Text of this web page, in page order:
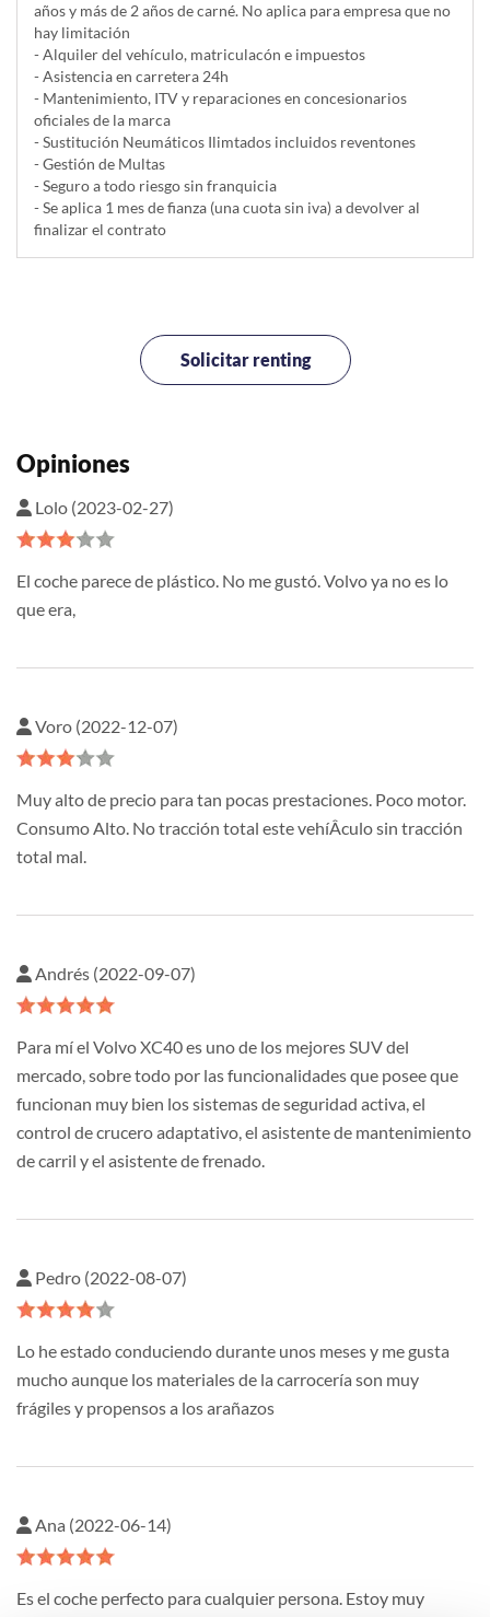
años y más de 2 años de carné. No aplica para empresa que no
hay limitación
- Alquiler del vehí­culo, matriculacón e impuestos
- Asistencia en carretera 24h
- Mantenimiento, ITV y reparaciones en concesionarios
oficiales de la marca
- Sustitución Neumáticos Ilimtados incluidos reventones
- Gestión de Multas
- Seguro a todo riesgo sin franquicia
- Se aplica 1 mes de fianza (una cuota sin iva) a devolver al
finalizar el contrato
Solicitar renting
Opiniones
Lolo (2023-02-27)
El coche parece de plástico. No me gustó. Volvo ya no es lo
que era,
Voro (2022-12-07)
Muy alto de precio para tan pocas prestaciones. Poco motor.
Consumo Alto. No tracción total este vehíÂ­culo sin tracción
total mal.
Andrés (2022-09-07)
Para mí el Volvo XC40 es uno de los mejores SUV del
mercado, sobre todo por las funcionalidades que posee que
funcionan muy bien los sistemas de seguridad activa, el
control de crucero adaptativo, el asistente de mantenimiento
de carril y el asistente de frenado.
Pedro (2022-08-07)
Lo he estado conduciendo durante unos meses y me gusta
mucho aunque los materiales de la carrocería son muy
frágiles y propensos a los arañazos
Ana (2022-06-14)
Es el coche perfecto para cualquier persona. Estoy muy